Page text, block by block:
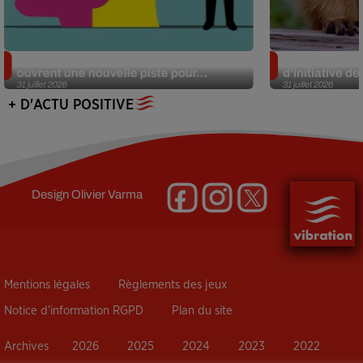
31 juillet 2026
ouvrent une nouvelle piste pour...
31 juillet 2026
d’initiative
+ D'ACTU POSITIVE
DesignOlivier Varma
Mentions légales Règlements des jeux
Notice d’information RGPD Plan du site
Archives 2026 2025 2024 2023 2022